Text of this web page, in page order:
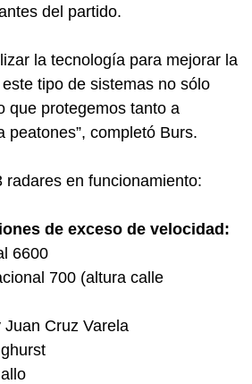
del partido.
la tecnología para mejorar la
tipo de sistemas no sólo
que protegemos tanto a
peatones”, completó Burs.
radares en funcionamiento:
de exceso de velocidad:
6600
700 (altura calle
Cruz Varela